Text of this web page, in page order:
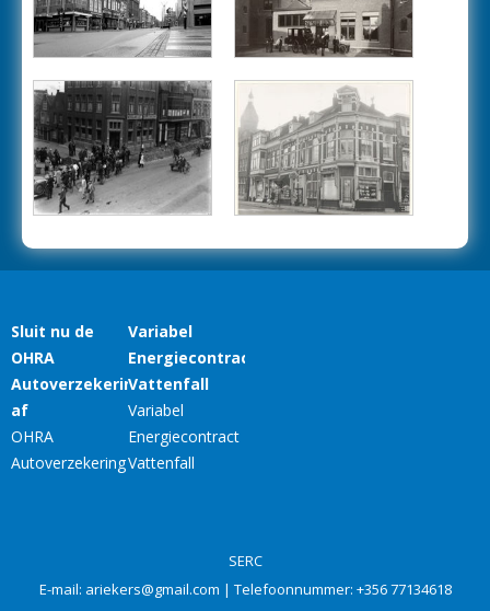
SERC
E-mail: ariekers@gmail.com | Telefoonnummer: +356 77134618